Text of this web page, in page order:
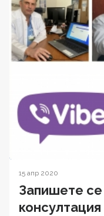
15 апр 2020
Запишете се